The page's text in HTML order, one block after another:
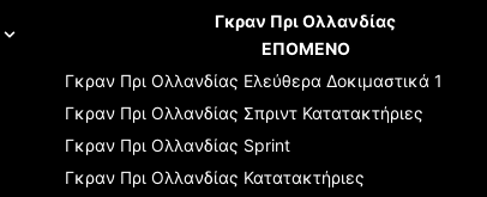
Γκραν Πρι Ολλανδίας
ΕΠΟΜΕΝΟ
Γκραν Πρι Ολλανδίας Ελεύθερα Δοκιμαστικά 1
Γκραν Πρι Ολλανδίας Σπριντ Κατατακτήριες
Γκραν Πρι Ολλανδίας Sprint
Γκραν Πρι Ολλανδίας Κατατακτήριες